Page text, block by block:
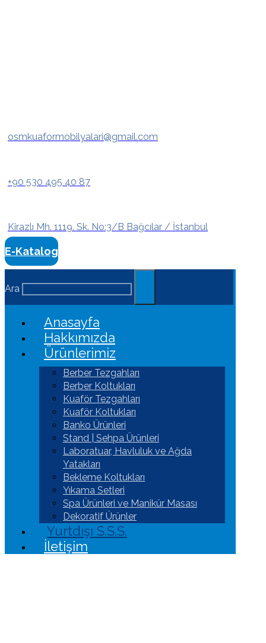
osmkuaformobilyalari@gmail.com
+90 530 495 40 87
Kirazlı Mh. 1119. Sk. No:3/B Bağcılar / İstanbul
E-Katalog
Ara
Anasayfa
Hakkımızda
Ürünlerimiz
Berber Tezgahları
Berber Koltukları
Kuaför Tezgahları
Kuaför Koltukları
Banko Ürünleri
Stand | Sehpa Ürünleri
Laboratuar, Havluluk ve Ağda
Yatakları
Bekleme Koltukları
Yıkama Setleri
Spa Ürünleri ve Manikür Masası
Dekoratif Ürünler
Yurtdışı S.S.S.
İletişim